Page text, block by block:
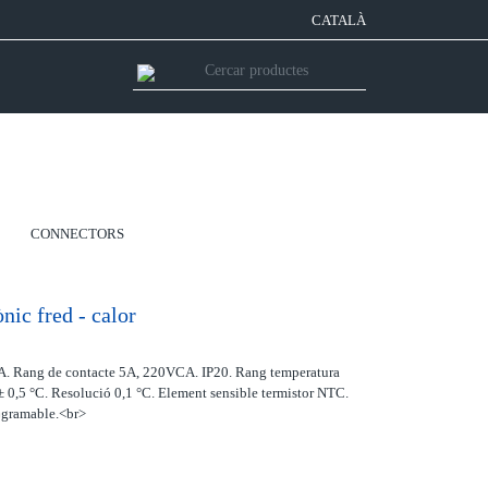
CATALÀ
CONNECTORS
fred - calor
Rang de contacte 5A, 220VCA. IP20. Rang temperatura
°C. Resolució 0,1 °C. Element sensible termistor NTC.